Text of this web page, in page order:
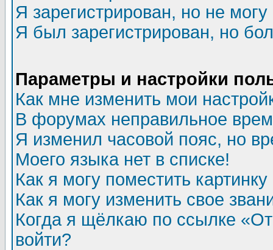
Я зарегистрирован, но не могу
Я был зарегистрирован, но
Параметры и настройки
Как мне изменить мои
В форумах неправильное
Я изменил часовой пояс, но
Моего языка нет в списке!
Как я могу поместить
Как я могу изменить свое
Когда я щёлкаю по ссылке
войти?